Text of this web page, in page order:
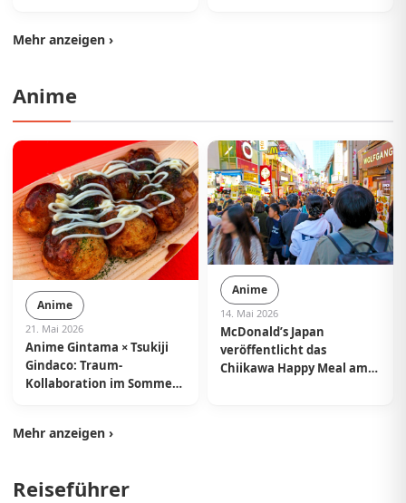
Mehr anzeigen ›
Anime
Anime
21. Mai 2026
Anime Gintama × Tsukiji
Gindaco: Traum-
Kollaboration im Sommer
Anime
14. Mai 2026
McDonald’s Japan
veröffentlicht das
Chiikawa Happy Meal am
Mehr anzeigen ›
Reiseführer